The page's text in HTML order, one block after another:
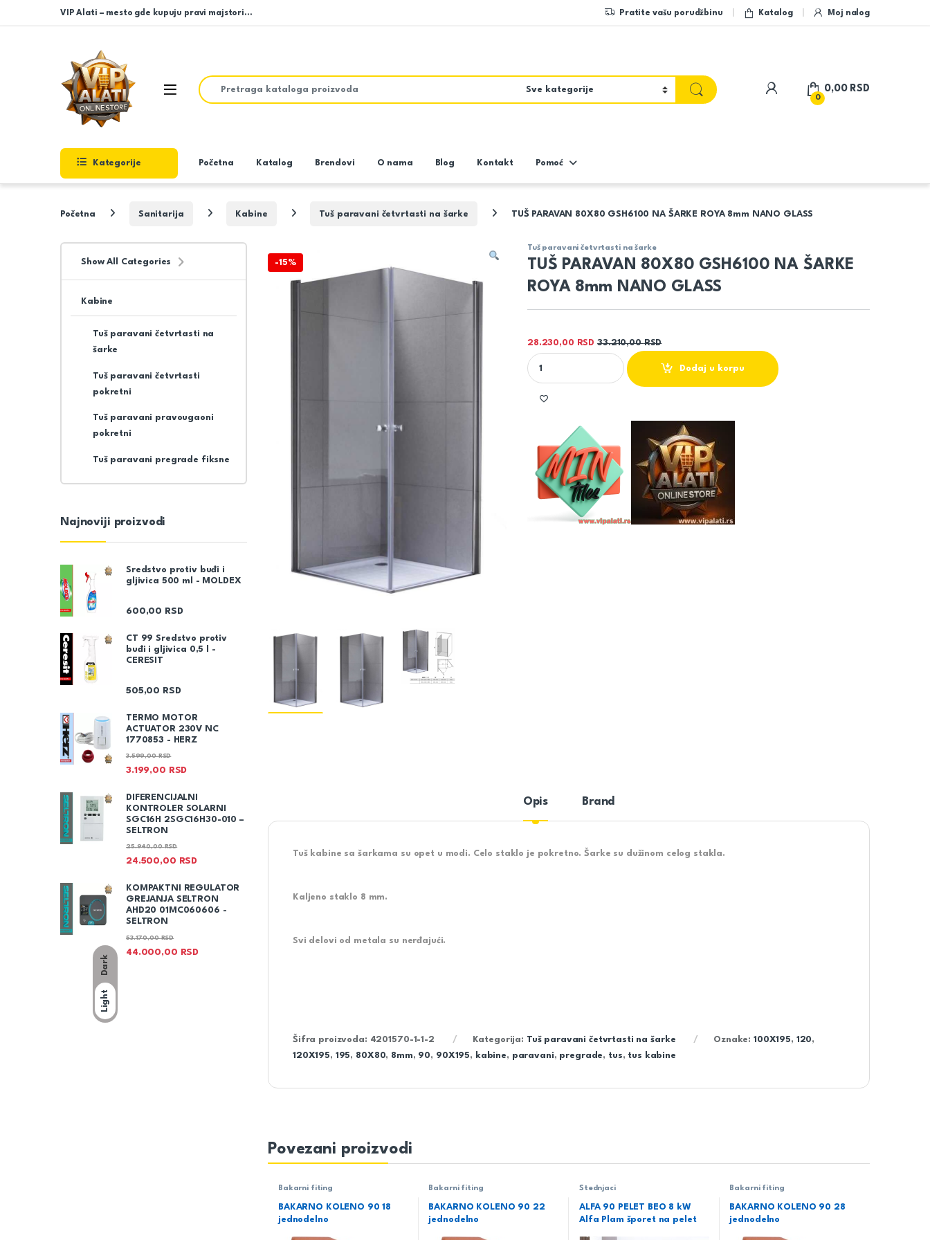
Dark
Light
Skip to navigation
Skip to content
VIP Alati – mesto gde kupuju pravi majstori… Pratite vašu porudžbinu Katalog Moj nalog
Open
Search for:
My Account
0
0,00 RSD
Kategorije Početna Katalog Brendovi O nama Blog Kontakt Pomoć
Početna Sanitarija Kabine Tuš paravani četvrtasti na šarke TUŠ PARAVAN 80X80 GSH6100 NA ŠARKE ROYA 8mm NANO GLASS
-15%
Tuš paravani četvrtasti na šarke
TUŠ PARAVAN 80X80 GSH6100 NA ŠARKE
ROYA 8mm NANO GLASS
28.230,00 RSD 33.210,00RSD
TUŠ PARAVAN 80X80 GSH6100 NA ŠARKE ROYA 8mm NANO GLASS quantity
Dodaj u korpu
Opis Brand
Tuš kabine sa šarkama su opet u modi. Celo staklo je pokretno. Šarke su dužinom celog stakla.
Kaljeno staklo 8 mm.
Svi delovi od metala su nerđajući.
Šifra proizvoda: 4201570-1-1-2 Kategorija: Tuš paravani četvrtasti na šarke Oznake: 100X195, 120,
120X195, 195, 80X80, 8mm, 90, 90X195, kabine, paravani, pregrade, tus, tus kabine
Povezani proizvodi
Bakarni fiting
BAKARNO KOLENO 90 18
jednodelno
Bakarni fiting
BAKARNO KOLENO 90 22
jednodelno
Štednjaci
ALFA 90 PELET BEO 8 kW
Alfa Plam šporet na pelet
Bakarni fiting
BAKARNO KOLENO 90 28
jednodelno
Show All Categories
Kabine
Tuš paravani četvrtasti na
šarke
Tuš paravani četvrtasti
pokretni
Tuš paravani pravougaoni
pokretni
Tuš paravani pregrade fiksne
Najnoviji proizvodi
Sredstvo protiv buđi i
gljivica 500 ml - MOLDEX
600,00 RSD
CT 99 Sredstvo protiv
buđi i gljivica 0,5 l -
CERESIT
505,00 RSD
TERMO MOTOR
ACTUATOR 230V NC
1770853 - HERZ
3.199,00 RSD
3.599,00RSD
DIFERENCIJALNI
KONTROLER SOLARNI
SGC16H 2SGC16H30-010 –
SELTRON
24.500,00 RSD
25.940,00RSD
KOMPAKTNI REGULATOR
GREJANJA SELTRON
AHD20 01MC060606 -
SELTRON
44.000,00 RSD
53.170,00RSD